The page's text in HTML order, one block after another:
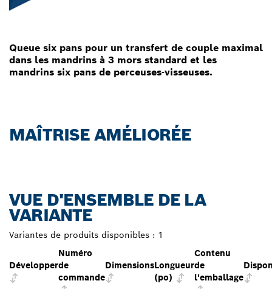
Queue six pans pour un transfert de couple maximal
dans les mandrins à 3 mors standard et les
mandrins six pans de perceuses-visseuses.
MAÎTRISE AMÉLIORÉE
VUE D'ENSEMBLE DE LA
VARIANTE
Variantes de produits disponibles : 1
Développer
Numéro
de
commande
DimensionsLongueur
(po)
Contenu
de
l'emballage